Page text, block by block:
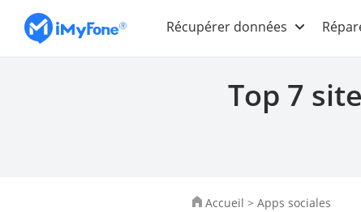
Récupérer données
Top 7
Accueil > Apps sociales